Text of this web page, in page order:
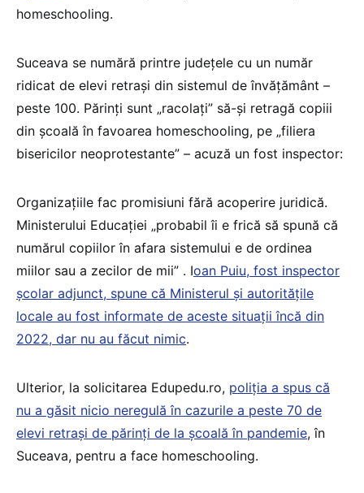
homeschooling.
Suceava se numără printre județele cu un număr
ridicat de elevi retrași din sistemul de învățământ –
peste 100. Părinți sunt „racolați” să-și retragă copiii
din școală în favoarea homeschooling, pe „filiera
bisericilor neoprotestante” – acuză un fost inspector:
Organizațiile fac promisiuni fără acoperire juridică.
Ministerului Educației „probabil îi e frică să spună că
numărul copiilor în afara sistemului e de ordinea
miilor sau a zecilor de mii” . Ioan Puiu, fost inspector
școlar adjunct, spune că Ministerul și autoritățile
locale au fost informate de aceste situații încă din
2022, dar nu au făcut nimic.
Ulterior, la solicitarea Edupedu.ro, poliția a spus că
nu a găsit nicio neregulă în cazurile a peste 70 de
elevi retrași de părinți de la școală în pandemie, în
Suceava, pentru a face homeschooling.